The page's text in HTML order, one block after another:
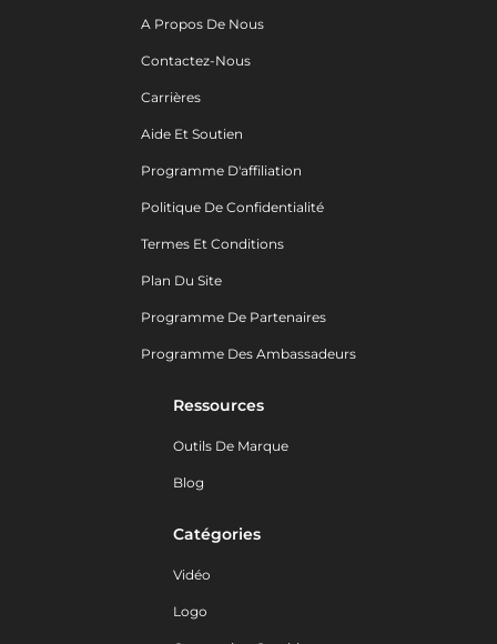
A Propos De Nous
Contactez-Nous
Carrières
Aide Et Soutien
Programme D'affiliation
Politique De Confidentialité
Termes Et Conditions
Plan Du Site
Programme De Partenaires
Programme Des Ambassadeurs
Ressources
Outils De Marque
Blog
Catégories
Vidéo
Logo